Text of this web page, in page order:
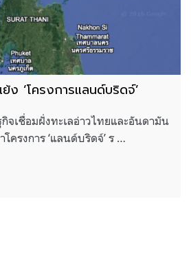
ง ‘โครงการแลนด์บริดจ์’
จเชื่อมฝั่งทะเลอ่าวไทยและอันดามัน
ครงการ ‘แลนด์บริดจ์’ ร …
ละข้อโต้แย้ง ‘โครงการแลนด์บริดจ์’